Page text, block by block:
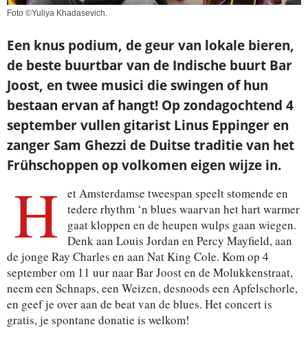
Foto ©Yuliya Khadasevich.
Een knus podium, de geur van lokale bieren,
de beste buurtbar van de Indische buurt Bar
Joost, en twee musici die swingen of hun
bestaan ervan af hangt! Op zondagochtend 4
september vullen gitarist Linus Eppinger en
zanger Sam Ghezzi de Duitse traditie van het
Frühschoppen op volkomen eigen wijze in.
H
et Amsterdamse tweespan speelt stomende en
tedere rhythm ‘n blues waarvan het hart warmer
gaat kloppen en de heupen wulps gaan wiegen.
Denk aan Louis Jordan en Percy Mayfield, aan
de jonge Ray Charles en aan Nat King Cole. Kom op 4
september om 11 uur naar Bar Joost en de Molukkenstraat,
neem een Schnaps, een Weizen, desnoods een Apfelschorle,
en geef je over aan de beat van de blues. Het concert is
gratis, je spontane donatie is welkom!